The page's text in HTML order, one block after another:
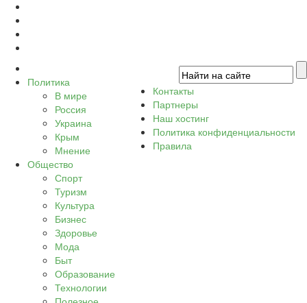
Политика
В мире
Россия
Украина
Крым
Мнение
Общество
Спорт
Туризм
Культура
Бизнес
Здоровье
Мода
Быт
Образование
Технологии
Контакты
Партнеры
Наш хостинг
Политика конфиденциальности
Правила